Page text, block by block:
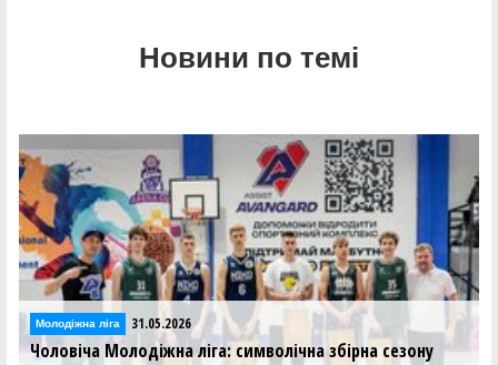
Новини по темі
Молодіжна ліга 31.05.2026
Чоловіча Молодіжна ліга: символічна збірна сезону